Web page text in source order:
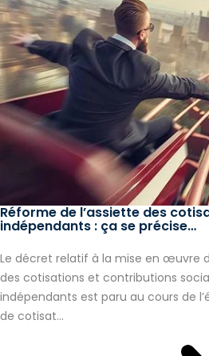
Réforme de l’assiette des
indépendants : ça se précise…
Le décret relatif à la mise en œuvre
des cotisations et contributions
indépendants est paru au cours de
de cotisat...